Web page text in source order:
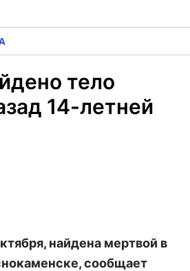
тело
14-летней
найдена мертвой в
сообщает